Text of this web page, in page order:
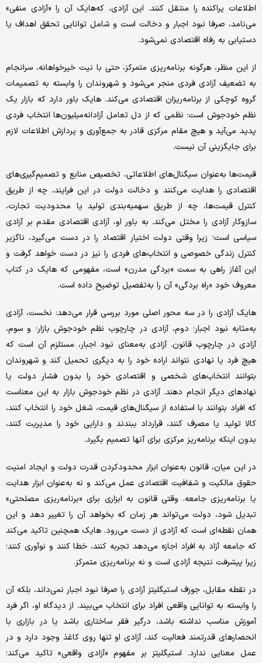
اطلاعات پراکنده را منتقل کنند. این آزادی، که‌هایک آن را «آزادی منفی»
می‌نامد، صرفا نبود اجبار و دخالت است و شامل توانایی تحقق اهداف یا
دستیابی به رفاه اقتصادی نمی‌شود.
از این منظر، هرگونه برنامه‌ریزی متمرکز، حتی با نیت خیرخواهانه، سرانجام
به تضعیف آزادی فردی منجر می‌شود و شهروندان را وابسته به تصمیمات
گروه کوچکی از برنامه‌ریزان اقتصادی می‌کند.‌ هایک باور دارد که بازار یک
نظم خودجوش است؛ نظمی که از دل تعامل آزادانه‌میلیون‌ها انتخاب فردی
پدید می‌آید و هیچ مقام مرکزی قادر به جمع‌آوری و پردازش اطلاعات لازم
برای جایگزینی آن نیست.
قیمت‌ها به‌عنوان سیگنال‌های اطلاعاتی، تخصیص منابع و تصمیم‌گیری‌های
اقتصادی را هدایت می‌کنند و دخالت دولت در این فرایند، چه از طریق
کنترل قیمت‌ها، چه از طریق سهمیه‌بندی تولید یا محدودیت تجارت،
سازوکار آزادی را مختل می‌کند. به باور او، آزادی اقتصادی مقدم بر آزادی
سیاسی است؛ زیرا وقتی دولت اختیار اقتصاد را در دست می‌گیرد، ناگزیر
کنترل زندگی خصوصی و انتخاب‌های فردی را نیز در دست خواهد گرفت و
این آغاز راهی به سمت «بردگی مدرن» است، مفهومی که ‌هایک در کتاب
معروف خود «راه بردگی» آن را به‌تفصیل توضیح داده است.
هایک آزادی را در سه محور اصلی مورد بررسی قرار می‌دهد: نخست، آزادی
به‌مثابه نبود اجبار؛ دوم، آزادی در چارچوب نظم خودجوش بازار؛ و سوم،
آزادی در چارچوب قانون. آزادی به‌معنای نبود اجبار، مستلزم آن است که
هیچ فرد یا نهادی نتواند اراده خود را به دیگری تحمیل کند و شهروندان
بتوانند انتخاب‌های شخصی و اقتصادی خود را بدون فشار دولت یا
نهادهای دیگر انجام دهند. آزادی در نظم خودجوش بازار به این معناست
که افراد بتوانند با استفاده از سیگنال‌های قیمت، شغل خود را انتخاب کنند،
کالا تولید یا مصرف کنند، قرارداد ببندند و دارایی خود را مدیریت کنند،
بدون اینکه برنامه‌ریز مرکزی برای آنها تصمیم بگیرد.
در این میان، قانون به‌عنوان ابزار محدودکردن قدرت دولت و ایجاد امنیت
حقوق مالکیت و شفافیت اقتصادی عمل می‌کند و نه به‌عنوان ابزار هدایت
یا برنامه‌ریزی جامعه. وقتی قانون به ابزاری برای «برنامه‌ریزی مصلحتی»
تبدیل شود، دولت می‌تواند هر زمان که بخواهد آن را تغییر دهد و این
همان نقطه‌ای است که آزادی از دست می‌رود.‌ هایک همچنین تاکید می‌کند
که جامعه آزاد به افراد اجازه می‌دهد تجربه کنند، خطا کنند و نوآوری کنند؛
زیرا پیشرفت نتیجه آزادی است و نه برنامه‌ریزی متمرکز.
در نقطه مقابل، جوزف استیگلیتز آزادی را صرفا نبود اجبار نمی‌داند، بلکه آن
را وابسته به توانایی واقعی افراد برای انتخاب می‌بیند. از دیدگاه او، اگر فرد
آموزش مناسب نداشته باشد، درگیر فقر ساختاری باشد یا در بازاری با
انحصارهای قدرتمند فعالیت کند، آزادی او تنها روی کاغذ وجود دارد و در
عمل معنایی ندارد. استیگلیتز بر مفهوم «آزادی واقعی» تاکید می‌کند؛